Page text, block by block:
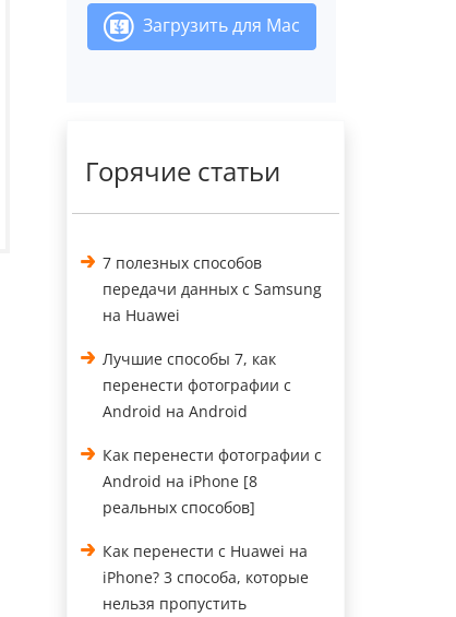
Загрузить для Mac
Горячие статьи
7 полезных способов
передачи данных с Samsung
на Huawei
Лучшие способы 7, как
перенести фотографии с
Android на Android
Как перенести фотографии с
Android на iPhone [8
реальных способов]
Как перенести с Huawei на
iPhone? 3 способа, которые
нельзя пропустить